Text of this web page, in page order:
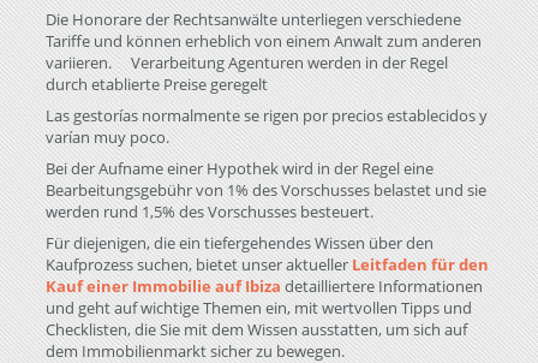
Die Honorare der Rechtsanwälte unterliegen verschiedene
Tariffe und können erheblich von einem Anwalt zum anderen
variieren. Verarbeitung Agenturen werden in der Regel
durch etablierte Preise geregelt
Las gestorías normalmente se rigen por precios establecidos y
varían muy poco.
Bei der Aufname einer Hypothek wird in der Regel eine
Bearbeitungsgebühr von 1% des Vorschusses belastet und sie
werden rund 1,5% des Vorschusses besteuert.
Für diejenigen, die ein tiefergehendes Wissen über den
Kaufprozess suchen, bietet unser aktuellerLeitfaden für den
Kauf einer Immobilie auf Ibizadetailliertere Informationen
und geht auf wichtige Themen ein, mit wertvollen Tipps und
Checklisten, die Sie mit dem Wissen ausstatten, um sich auf
dem Immobilienmarkt sicher zu bewegen.